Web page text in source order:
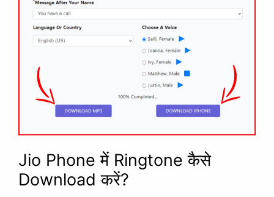
Jio Phone में Ringtone कैसे
Download करें?